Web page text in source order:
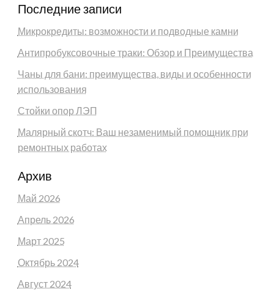
Последние записи
Микрокредиты: возможности и подводные камни
Антипробуксовочные траки: Обзор и Преимущества
Чаны для бани: преимущества, виды и особенности
использования
Стойки опор ЛЭП
Малярный скотч: Ваш незаменимый помощник при
ремонтных работах
Архив
Май 2026
Апрель 2026
Март 2025
Октябрь 2024
Август 2024